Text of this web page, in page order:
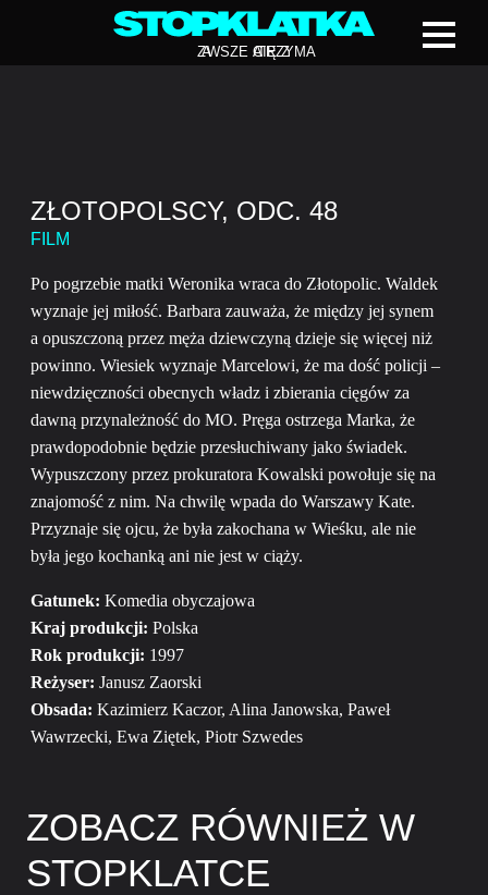
ZAWSZE CIĘ Z
ATRZYMA
ZŁOTOPOLSCY, ODC. 48
FILM
Po pogrzebie matki Weronika wraca do Złotopolic. Waldek
wyznaje jej miłość. Barbara zauważa, że między jej synem
a opuszczoną przez męża dziewczyną dzieje się więcej niż
powinno. Wiesiek wyznaje Marcelowi, że ma dość policji –
niewdzięczności obecnych władz i zbierania cięgów za
dawną przynależność do MO. Pręga ostrzega Marka, że
prawdopodobnie będzie przesłuchiwany jako świadek.
Wypuszczony przez prokuratora Kowalski powołuje się na
znajomość z nim. Na chwilę wpada do Warszawy Kate.
Przyznaje się ojcu, że była zakochana w Wieśku, ale nie
była jego kochanką ani nie jest w ciąży.
Gatunek: Komedia obyczajowa
Kraj produkcji: Polska
Rok produkcji: 1997
Reżyser: Janusz Zaorski
Obsada: Kazimierz Kaczor, Alina Janowska, Paweł
Wawrzecki, Ewa Ziętek, Piotr Szwedes
ZOBACZ RÓWNIEŻ W
STOPKLATCE